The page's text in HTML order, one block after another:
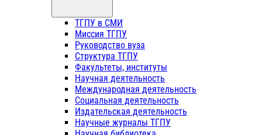
ТГПУ в СМИ
Миссия ТГПУ
Руководство вуза
Структура ТГПУ
Факультеты, институты
Научная деятельность
Международная деятельность
Социальная деятельность
Издательская деятельность
Научные журналы ТГПУ